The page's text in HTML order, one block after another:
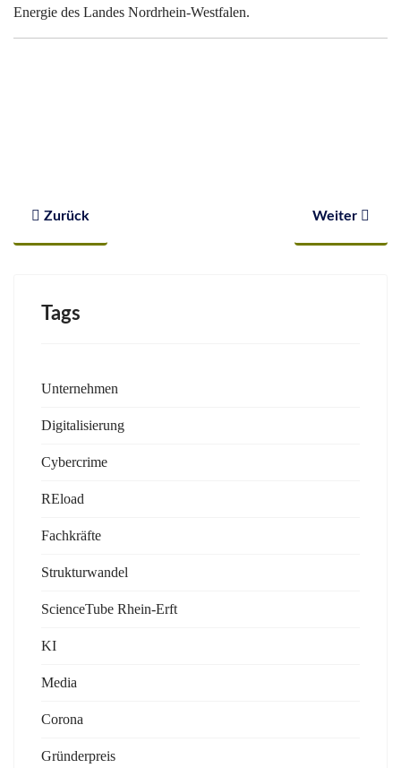
Energie des Landes Nordrhein-Westfalen.
Vorheriger Beitrag: Ausflug zur MS Wissenschaft
Zurück Nächster
Weiter
Tags
Unternehmen
Digitalisierung
Cybercrime
REload
Fachkräfte
Strukturwandel
ScienceTube Rhein-Erft
KI
Media
Corona
Gründerpreis